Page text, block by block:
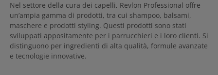
Nel settore della cura dei capelli, Revlon Professional offre
un’ampia gamma di prodotti, tra cui shampoo, balsami,
maschere e prodotti styling. Questi prodotti sono stati
sviluppati appositamente per i parrucchieri e i loro clienti. Si
distinguono per ingredienti di alta qualità, formule avanzate
e tecnologie innovative.